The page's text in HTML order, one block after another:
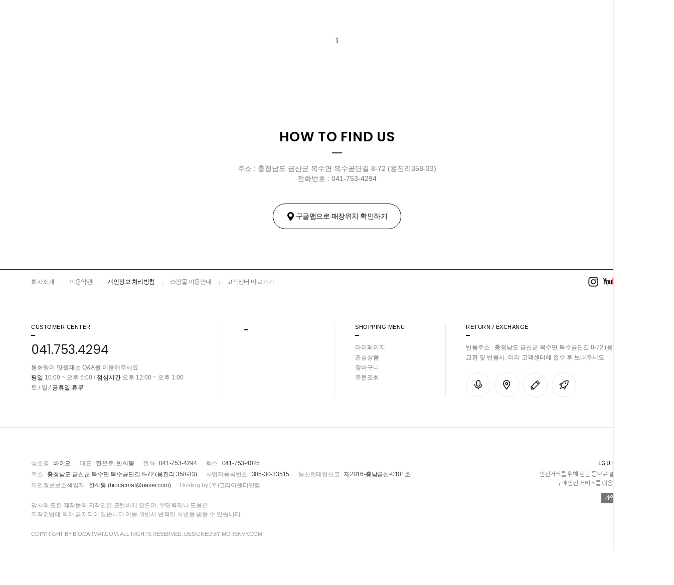
1
HOW TO FIND US
주소 : 충청남도 금산군 복수면 복수공단길 8-72 (용진리358-33)
전화번호 : 041-753-4294
구글맵으로 매장위치 확인하기
회사소개 이용약관 개인정보 처리방침 쇼핑몰 이용안내 고객센터 바로가기
CUSTOMER CENTER
041.753.4294
통화량이 많을때는 Q&A를 이용해주세요
평일 10:00 ~ 오후 5:00 / 점심시간 오후 12:00 ~ 오후 1:00
토 / 일 / 공휴일 휴무
SHOPPING MENU
마이페이지
관심상품
장바구니
주문조회
RETURN / EXCHANGE
반품주소 : 충청남도 금산군 복수면 복수공단길 8-72 (용진리 358-33)
교환 및 반품시, 미리 고객센터에 접수 후 보내주세요
상호명 : 바이오 대표 : 진은주, 한희봉 전화 :041-753-4294 팩스 : 041-753-4025
주소 : 충청남도 금산군 복수면 복수공단길 8-72 (용진리 358-33) 사업자등록번호 : 305-30-33515 통신판매업신고 :제2016-충남금산-0101호
개인정보보호책임자 :한희봉 (biocarmat@naver.com) Hosting by (주)코리아센터닷컴
당사의 모든 제작물의 저작권은 모렌비에 있으며, 무단복제나 도용은
저작권법에 의해 금지되어 있습니다.이를 위반시 법적인 처벌을 받을 수 있습니다
COPYRIGHT BY BIOCARMAT.COM. ALL RIGHTS RESERVED. DESIGNED BY MORENVY.COM